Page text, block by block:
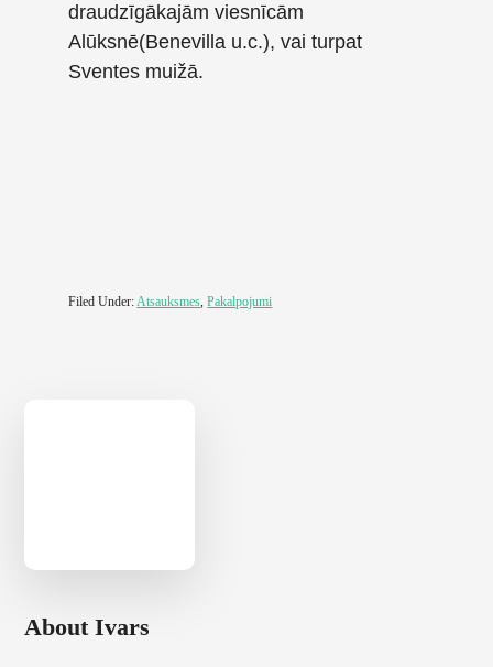
draudzīgākajām viesnīcām
Alūksnē(Benevilla u.c.), vai turpat
Sventes muižā.
Filed Under:Atsauksmes,Pakalpojumi
AboutIvars